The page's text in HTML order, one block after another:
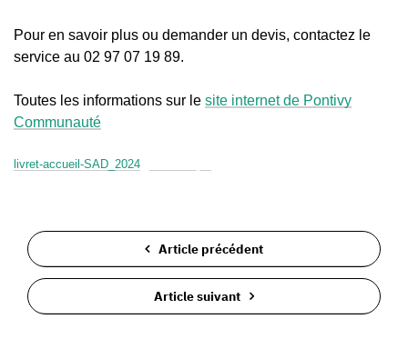
Pour en savoir plus ou demander un devis, contactez le
service au 02 97 07 19 89.
Toutes les informations sur le site internet de Pontivy
Communauté
livret-accueil-SAD_2024
Article précédent
Article suivant